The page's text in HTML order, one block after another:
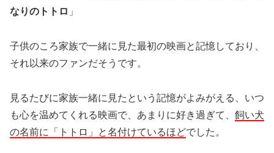
なりのトトロ 」
子供のころ家族で一緒に見た最初の映画と記憶しており、
それ以来のファンだそうです。
見るたびに家族一緒に見たという記憶がよみがえる、いつ
も心を温めてくれる映画で、あまりに好き過ぎて、 飼い犬
の名前に「トトロ」と名付けているほどでした。